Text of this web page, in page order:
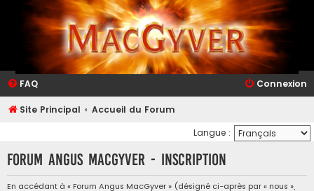
FAQ Connexion
Site Principal
Accueil du Forum
Langue :
Forum Angus MacGyver - Inscription
En accédant à « Forum Angus MacGyver » (désigné ci-après par « nous »,